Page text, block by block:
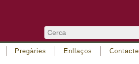
Pregàries Enllaços Contacte